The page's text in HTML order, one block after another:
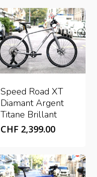
Speed Road XT
Diamant Argent
Titane Brillant
CHF2,399.00